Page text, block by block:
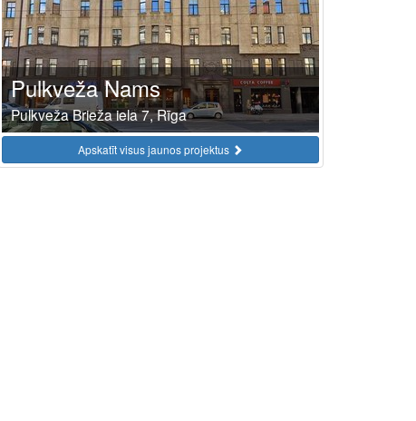
Pulkveža Nams
Pulkveža Brieža iela 7, Rīga
Apskatīt visus jaunos projektus